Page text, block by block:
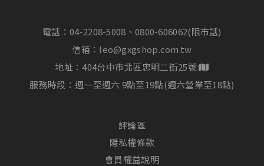
電話：04-2208-5008、0800-606062(限市話)
信箱： leo@gxgshop.com.tw
地址：404台中市北區忠明二街25號
服務時段：週一至週六 9點至19點(週六營業至18點)
評論區
隱私權條款
會員權益說明